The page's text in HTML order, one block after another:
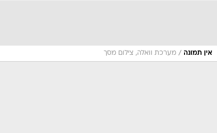
אין תמונה / מערכת וואלה, צילום מסך